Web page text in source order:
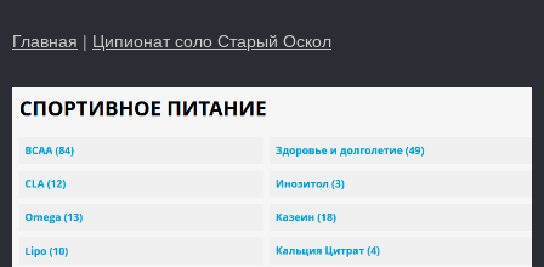
Главная | Ципионат соло Старый Оскол